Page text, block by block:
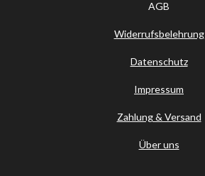
AGB
Widerrufsbelehrung
Datenschutz
Impressum
Zahlung & Versand
Über uns